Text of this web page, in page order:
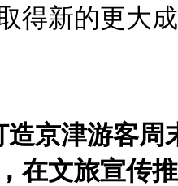
得新的更大
造京津游客周
在文旅宣传